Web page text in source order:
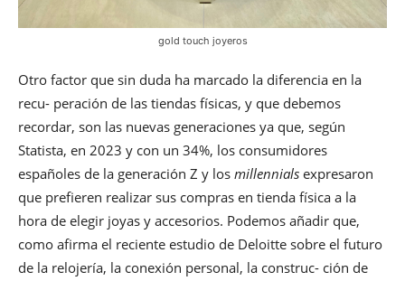
gold touch joyeros
Otro factor que sin duda ha marcado la diferencia en la
recu- peración de las tiendas físicas, y que debemos
recordar, son las nuevas generaciones ya que, según
Statista, en 2023 y con un 34%, los consumidores
españoles de la generación Z y los millennials expresaron
que prefieren realizar sus compras en tienda física a la
hora de elegir joyas y accesorios. Podemos añadir que,
como afirma el reciente estudio de Deloitte sobre el futuro
de la relojería, la conexión personal, la construc- ción de